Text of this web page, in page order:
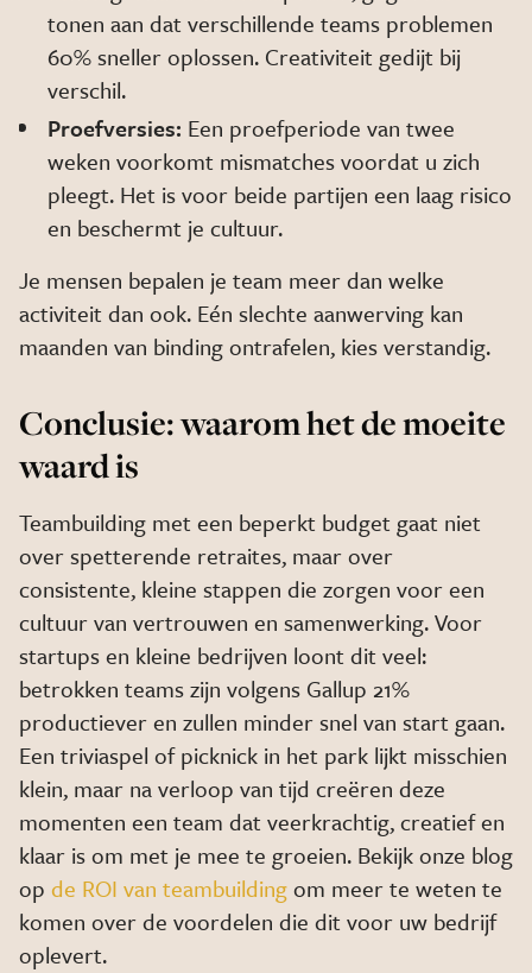
tonen aan dat verschillende teams problemen
60% sneller oplossen. Creativiteit gedijt bij
verschil.
Proefversies: Een proefperiode van twee
weken voorkomt mismatches voordat u zich
pleegt. Het is voor beide partijen een laag risico
en beschermt je cultuur.
Je mensen bepalen je team meer dan welke
activiteit dan ook. Eén slechte aanwerving kan
maanden van binding ontrafelen, kies verstandig.
Conclusie: waarom het de moeite
waard is
Teambuilding met een beperkt budget gaat niet
over spetterende retraites, maar over
consistente, kleine stappen die zorgen voor een
cultuur van vertrouwen en samenwerking. Voor
startups en kleine bedrijven loont dit veel:
betrokken teams zijn volgens Gallup 21%
productiever en zullen minder snel van start gaan.
Een triviaspel of picknick in het park lijkt misschien
klein, maar na verloop van tijd creëren deze
momenten een team dat veerkrachtig, creatief en
klaar is om met je mee te groeien. Bekijk onze blog
op de ROI van teambuildingom meer te weten te
komen over de voordelen die dit voor uw bedrijf
oplevert.